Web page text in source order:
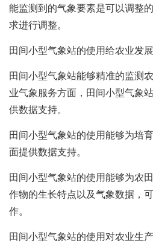
能监测到的气象要素是可以调整
求进行调整。
田间小型气象站的使用给农业发
田间小型气象站能够精准的监测
业气象服务方面，田间小型气象
供数据支持。
田间小型气象站的使用能够为培
面提供数据支持。
田间小型气象站的使用能够为农
作物的生长特点以及气象数据，
作。
田间小型气象站的使用对农业生